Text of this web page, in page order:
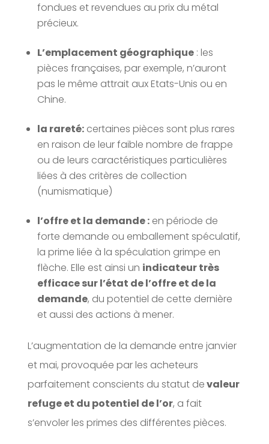
fondues et revendues au prix du métal
précieux.
L’emplacement géographique: les
pièces françaises, par exemple, n’auront
pas le même attrait aux Etats-Unis ou en
Chine.
la rareté:certaines pièces sont plus rares
en raison de leur faible nombre de frappe
ou de leurs caractéristiques particulières
liées à des critères de collection
(numismatique)
l’offre et la demande :en période de
forte demande ou emballement spéculatif,
la prime liée à la spéculation grimpe en
flèche. Elle est ainsi un indicateur très
efficace sur l’état de l’offre et de la
demande, du potentiel de cette dernière
et aussi des actions à mener.
L’augmentation de la demande entre janvier
et mai, provoquée par les acheteurs
parfaitement conscients du statut devaleur
refuge et du potentiel de l’or, a fait
s’envoler les primes des différentes pièces.